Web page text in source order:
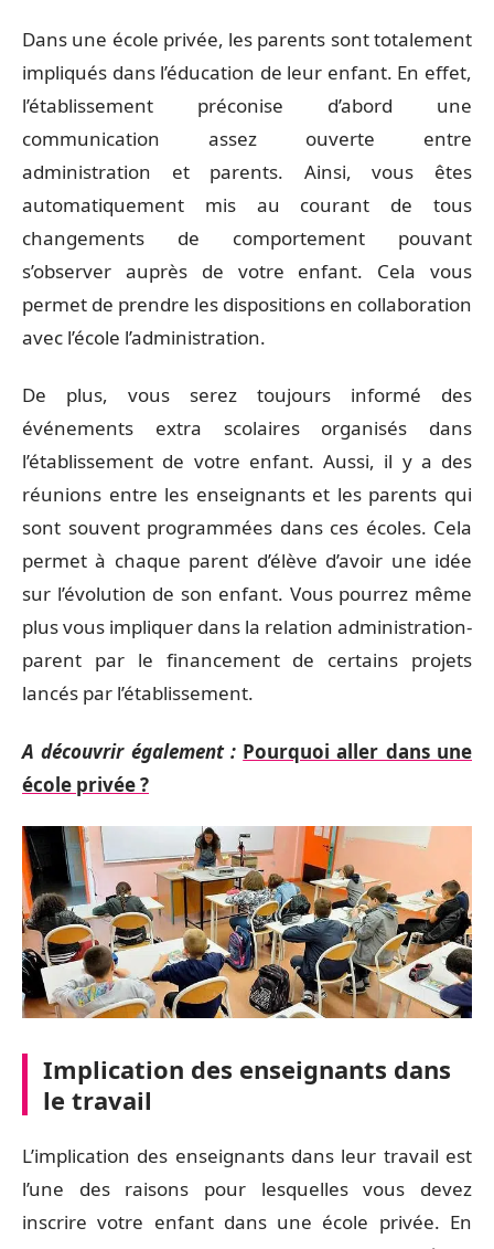
Dans une école privée, les parents sont totalement
impliqués dans l’éducation de leur enfant. En effet,
l’établissement préconise d’abord une
communication assez ouverte entre
administration et parents. Ainsi, vous êtes
automatiquement mis au courant de tous
changements de comportement pouvant
s’observer auprès de votre enfant. Cela vous
permet de prendre les dispositions en collaboration
avec l’école l’administration.
De plus, vous serez toujours informé des
événements extra scolaires organisés dans
l’établissement de votre enfant. Aussi, il y a des
réunions entre les enseignants et les parents qui
sont souvent programmées dans ces écoles. Cela
permet à chaque parent d’élève d’avoir une idée
sur l’évolution de son enfant. Vous pourrez même
plus vous impliquer dans la relation administration-
parent par le financement de certains projets
lancés par l’établissement.
A découvrir également : Pourquoi aller dans une
école privée ?
Implication des enseignants dans
le travail
L’implication des enseignants dans leur travail est
l’une des raisons pour lesquelles vous devez
inscrire votre enfant dans une école privée. En